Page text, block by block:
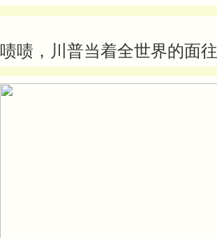
啧啧，川普当着全世界的面往